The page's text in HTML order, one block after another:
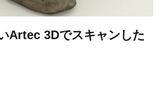
Artec 3Dでスキャンした